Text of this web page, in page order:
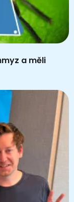
a měli